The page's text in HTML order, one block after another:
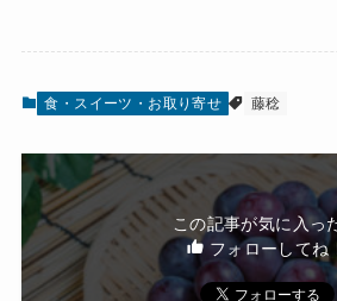
食・スイーツ・お取り寄せ 藤稔
この記事が気に入っ
フォローしてね